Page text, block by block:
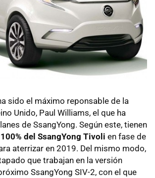
sido el máximo reponsable de la
Unido, Paul Williams, el que ha
de SsangYong. Según este, tienen
del SsangYong Tivoli en fase de
aterrizar en 2019. Del mismo modo,
que trabajan en la versión
SsangYong SIV-2, con el que